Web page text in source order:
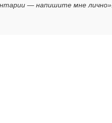
— напишите мне лично».